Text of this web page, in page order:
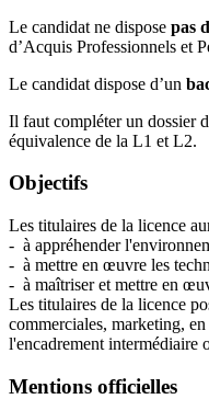
Le candidat ne dispose pas
d’Acquis Professionnels et
Le candidat dispose d’un
Il faut compléter un dossier
équivalence de la L1 et L2.
Objectifs
Les titulaires de la licence
- à appréhender
- à mettre en œuvre les
- à maîtriser et mettre en
Les titulaires de la licence
commerciales, marketing,
l'encadrement intermédiaire
Mentions officielles